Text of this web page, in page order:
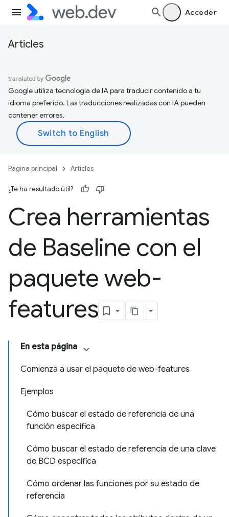
Acceder
Articles
Google utiliza tecnología de IA para traducir contenido a tu
idioma preferido. Las traducciones realizadas con IA pueden
contener errores.
Página principal Articles
¿Te ha resultado útil?
Crea herramientas
de Baseline con el
paquete web-
features
En esta página
Comienza a usar el paquete de web-features
Ejemplos
Cómo buscar el estado de referencia de una
función específica
Cómo buscar el estado de referencia de una clave
de BCD específica
Cómo ordenar las funciones por su estado de
referencia